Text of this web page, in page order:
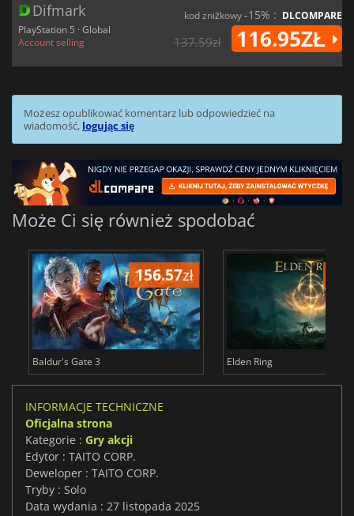
Difmark
PlayStation 5 · Global
Account selling
kod zniżkowy-15% : DLCOMPARE
137.59zł 116.95ZŁ
Możesz opublikować komentarz lub odpowiedzieć na
wiadomość, logując się
Może Ci się również spodobać
156.57zł
Baldur's Gate 3 Elden Ring
INFORMACJE TECHNICZNE
Oficjalna strona
Kategorie : Gry akcji
Edytor : TAITO CORP.
Deweloper : TAITO CORP.
Tryby : Solo
Data wydania : 27 listopada 2025